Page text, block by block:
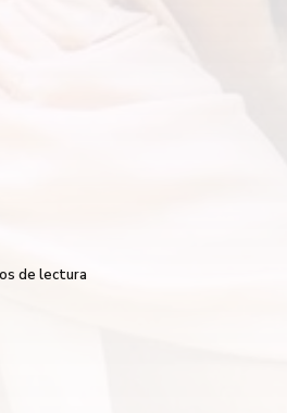
de lectura